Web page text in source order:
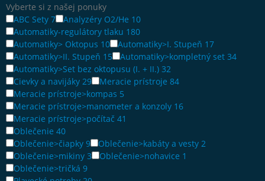
Vyberte si z našej ponuky
ABC Sety 7 Analyzéry O2/He 10
Automatiky-regulátory tlaku 180
Automatiky> Oktopus 10 Automatiky>I. Stupeň 17
Automatiky>II. Stupeň 15 Automatiky>kompletný set 34
Automatiky>Set bez oktopusu (I. + II.) 32
Cievky a navijáky 29 Meracie prístroje 84
Meracie prístroje>kompas 5
Meracie prístroje>manometer a konzoly 16
Meracie prístroje>počítač 41
Oblečenie 40
Oblečenie>čiapky 9 Oblečenie>kabáty a vesty 2
Oblečenie>mikiny 3 Oblečenie>nohavice 1
Oblečenie>tričká 9